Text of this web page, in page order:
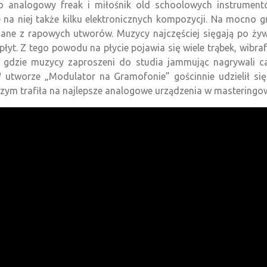
freak i miłośnik old schoolowych
niej także kilku elektronicznych kompozycji. Na mocno
z rapowych utworów. Muzycy najczęściej sięgają po
Z tego powodu na płycie pojawia się wiele trąbek,
muzycy zaproszeni do studia jammując nagrywali
„Modulator na Gramofonie” gościnnie udzielił się
trafiła na najlepsze analogowe urządzenia w